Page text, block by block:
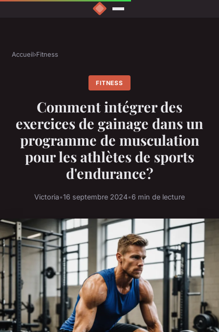
Accueil›Fitness
FITNESS
Comment intégrer des
exercices de gainage dans un
programme de musculation
pour les athlètes de sports
d'endurance?
Victoria•16 septembre 2024•6 min de lecture